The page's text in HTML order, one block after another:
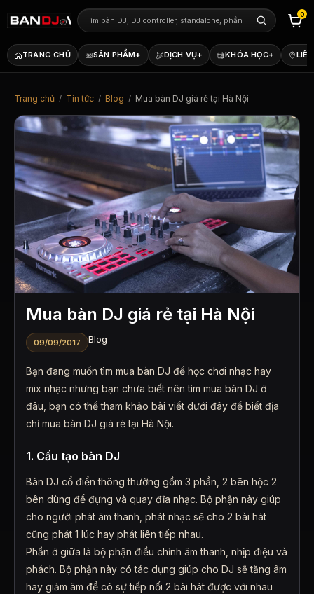
TRANG CHỦ SẢN PHẨM+ DỊCH VỤ+ KHÓA HỌC+
0
Trang chủ / Tin tức / Blog / Mua bàn DJ giá rẻ tại Hà Nội
Mua bàn DJ giá rẻ tại Hà Nội
09/09/2017 Blog
Bạn đang muốn tìm mua bàn DJ để học chơi nhạc hay
mix nhạc nhưng bạn chưa biết nên tìm mua bàn DJ ở
đâu, bạn có thể tham khảo bài viết dưới đây để biết địa
chỉ mua bàn DJ giá rẻ tại Hà Nội.
1. Cấu tạo bàn DJ
Bàn DJ cổ điển thông thường gồm 3 phần, 2 bên hộc 2
bên dùng để đựng và quay đĩa nhạc. Bộ phận này giúp
cho người phát âm thanh, phát nhạc sẽ cho 2 bài hát
cũng phát 1 lúc hay phát liên tiếp nhau.
Phần ở giữa là bộ phận điều chỉnh âm thanh, nhịp điệu và
phách. Bộ phận này có tác dụng giúp cho DJ sẽ tăng âm
hay giảm âm để có sự tiếp nối 2 bài hát được với nhau